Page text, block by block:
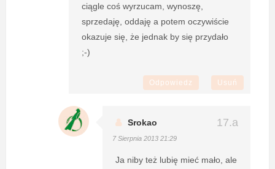
ciągle coś wyrzucam, wynoszę,
sprzedaję, oddaję a potem oczywiście
okazuje się, że jednak by się przydało
;-)
Odpowiedz Usuń
Srokao
7 Sierpnia 2013 21:29
Ja niby też lubię mieć mało, ale